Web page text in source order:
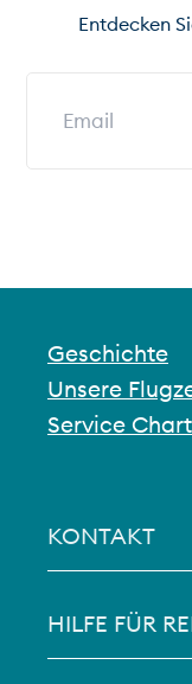
Entdecken
Geschichte
Unsere
Service
KONTAKT
HILFE FÜR